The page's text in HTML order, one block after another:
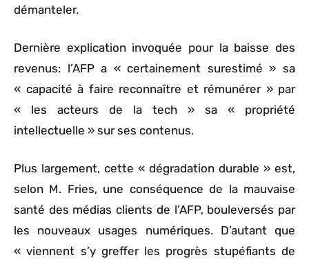
démanteler.
Dernière explication invoquée pour la baisse des
revenus: l’AFP a « certainement surestimé » sa
« capacité à faire reconnaître et rémunérer » par
« les acteurs de la tech » sa « propriété
intellectuelle » sur ses contenus.
Plus largement, cette « dégradation durable » est,
selon M. Fries, une conséquence de la mauvaise
santé des médias clients de l’AFP, bouleversés par
les nouveaux usages numériques. D’autant que
« viennent s’y greffer les progrès stupéfiants de